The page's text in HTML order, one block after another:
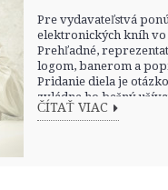
Pre vydavateľstvá
elektronických kníh
Prehľadné,
logom, banerom a
Pridanie diela je
zvládne ho bežný
ČÍTAŤ VIAC